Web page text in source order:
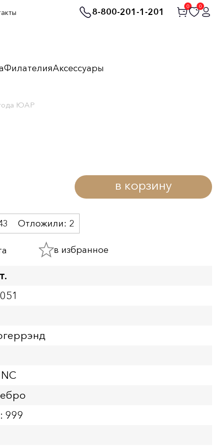
8-800-201-1-201
0 0
ФилателияАксессуары
ЮАР
в корзину
Отложили: 2
в избранное
999